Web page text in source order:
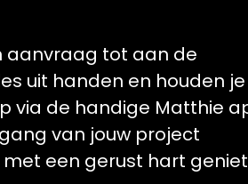
aanvraag tot aan de
uit handen en houden
via de handige Matthie
van jouw project
een gerust hart